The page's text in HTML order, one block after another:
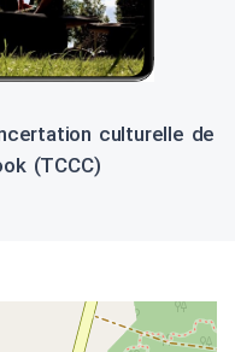
culturelle de
(TCCC)